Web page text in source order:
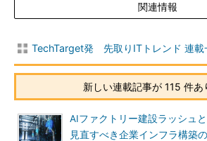
関連情報
TechTarget発 先取りITトレンド 連載
新しい連載記事が 115 件あ
AIファクトリー建設ラッシュ
見直すべき企業インフラ構築